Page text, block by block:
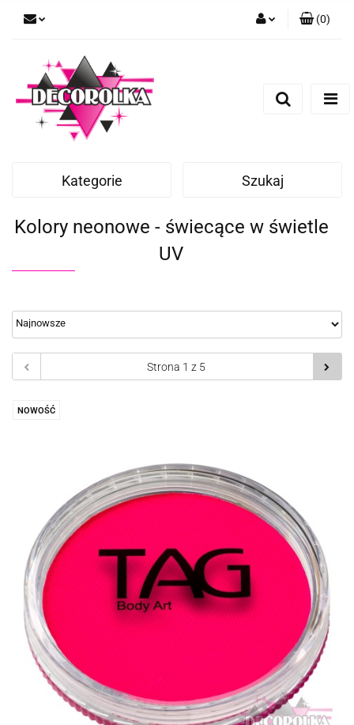
(0)
Kategorie Szukaj
Kolory neonowe - świecące w świetle
UV
NOWOŚĆ